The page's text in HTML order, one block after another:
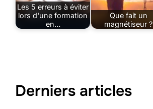
Les 5 erreurs à éviter
lors d'une formation
en…
Que fait un
magnétiseur ?
Derniers articles